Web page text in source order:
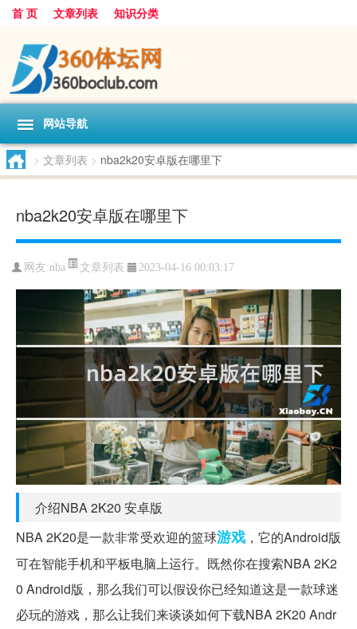
首 页 文章列表 知识分类
网站导航
> 文章列表 > nba2k20安卓版在哪里下
nba2k20安卓版在哪里下
网友:nba 文章列表 2023-04-16 00:03:17
介绍NBA 2K20 安卓版
NBA 2K20是一款非常受欢迎的篮球游戏 ，它的Android版
可在智能手机和平板电脑上运行。既然你在搜索NBA 2K2
0 Android版，那么我们可以假设你已经知道这是一款球迷
必玩的游戏，那么让我们来谈谈如何下载NBA 2K20 Andr